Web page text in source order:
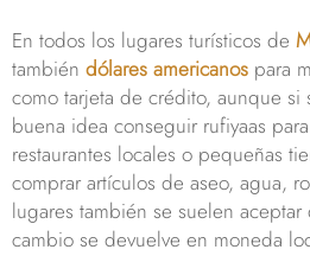
En todos los lugares turísticos de
también dólares americanos para
como tarjeta de crédito, aunque si
buena idea conseguir rufiyaas
restaurantes locales o pequeñas
comprar artículos de aseo, agua,
lugares también se suelen
cambio se devuelve en moneda